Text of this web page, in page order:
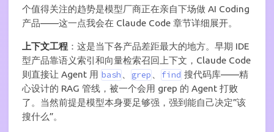
个值得关注的趋势是模型厂商正在亲自下场做 AI Coding
产品——这一点我会在 Claude Code 章节详细展开。
上下文工程 ：这是当下各产品差距最大的地方。早期 IDE
型产品靠语义索引和向量检索召回上下文，Claude Code
则直接让 Agent 用 bash 、 grep 、 find 搜代码库——精
心设计的 RAG 管线，被一个会用 grep 的 Agent 打败
了。当然前提是模型本身要足够强，强到能自己决定”该
搜什么”。